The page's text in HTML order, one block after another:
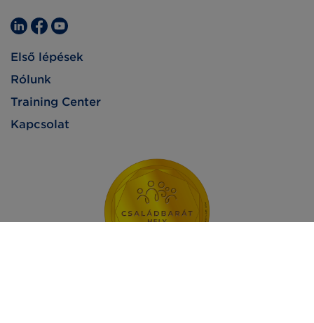
Első lépések
Rólunk
Training Center
Kapcsolat